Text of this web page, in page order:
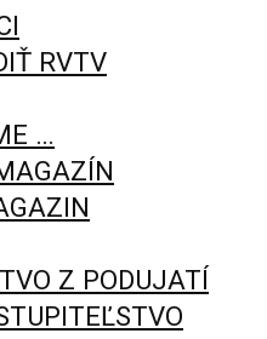
RVTV
…
Z PODUJATÍ